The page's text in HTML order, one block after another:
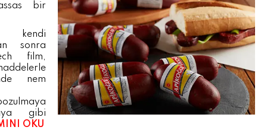
bir
kendi
sonra
film,
nem
gibi
OKU